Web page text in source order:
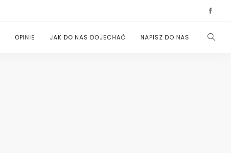
OPINIE JAK DO NAS DOJECHAĆ NAPISZ DO NAS